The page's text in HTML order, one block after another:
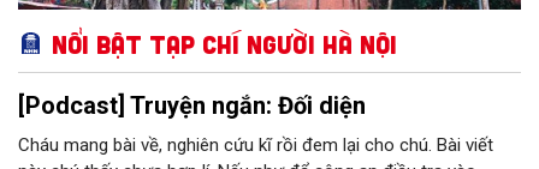
Nổi bật Tạp chí Người Hà Nội
[Podcast] Truyện ngắn: Đối diện
Cháu mang bài về, nghiên cứu kĩ rồi đem lại cho chú. Bài viết